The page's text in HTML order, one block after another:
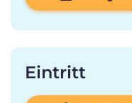
Eintritt